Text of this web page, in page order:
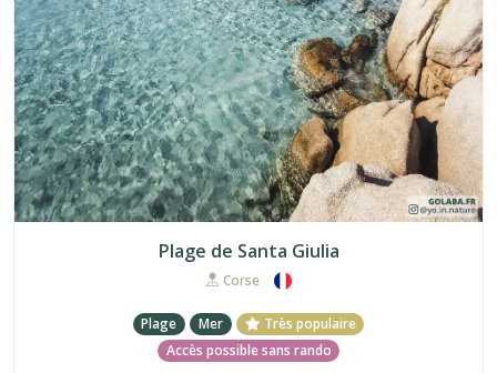
Plage de Santa Giulia
Corse
Plage Mer
Très populaire
Accès possible sans rando